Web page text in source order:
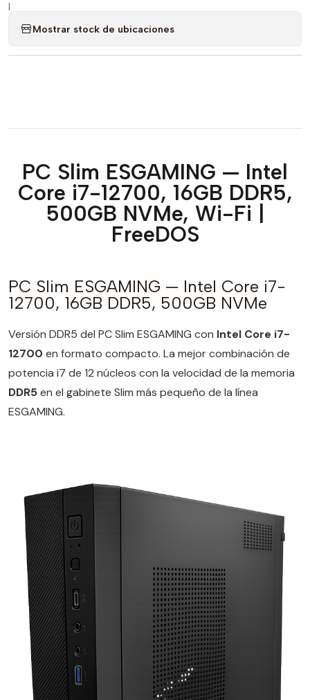
|
Mostrar stock de ubicaciones
PC Slim ESGAMING — Intel
Core i7-12700, 16GB DDR5,
500GB NVMe, Wi-Fi |
FreeDOS
PC Slim ESGAMING — Intel Core i7-
12700, 16GB DDR5, 500GB NVMe
Versión DDR5 del PC Slim ESGAMING con Intel Core i7-
12700 en formato compacto. La mejor combinación de
potencia i7 de 12 núcleos con la velocidad de la memoria
DDR5en el gabinete Slim más pequeño de la línea
ESGAMING.